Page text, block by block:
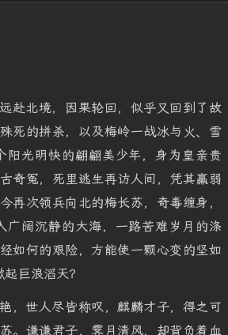
赴北境，因果轮回，似乎又回到了故
死的拼杀，以及梅岭一战冰与火、雪
阳光明快的翩翩美少年，身为皇亲贵
奇冤，死里逃生再访人间，凭其羸弱
再次领兵向北的梅长苏，奇毒缠身，
广阔沉静的大海，一路苦难岁月的涤
如何的艰险，方能使一颗心变的坚如
巨浪滔天？
，世人尽皆称叹，麒麟才子，得之可
。谦谦君子，霁月清风，却背负着血